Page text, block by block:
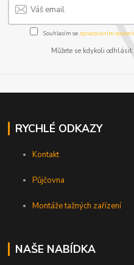
Souhlasím se zpracováním
Můžete se kdykoli
RYCHLÉ ODKAZY
Kontakt
Půjčovna
Montáže tažných zařízení
NAŠE NABÍDKA